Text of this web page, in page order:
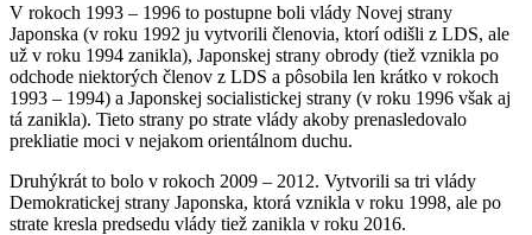
V rokoch 1993 – 1996 to postupne boli vlády Novej strany
Japonska (v roku 1992 ju vytvorili členovia, ktorí odišli z LDS, ale
už v roku 1994 zanikla), Japonskej strany obrody (tiež vznikla po
odchode niektorých členov z LDS a pôsobila len krátko v rokoch
1993 – 1994) a Japonskej socialistickej strany (v roku 1996 však aj
tá zanikla). Tieto strany po strate vlády akoby prenasledovalo
prekliatie moci v nejakom orientálnom duchu.
Druhýkrát to bolo v rokoch 2009 – 2012. Vytvorili sa tri vlády
Demokratickej strany Japonska, ktorá vznikla v roku 1998, ale po
strate kresla predsedu vlády tiež zanikla v roku 2016.